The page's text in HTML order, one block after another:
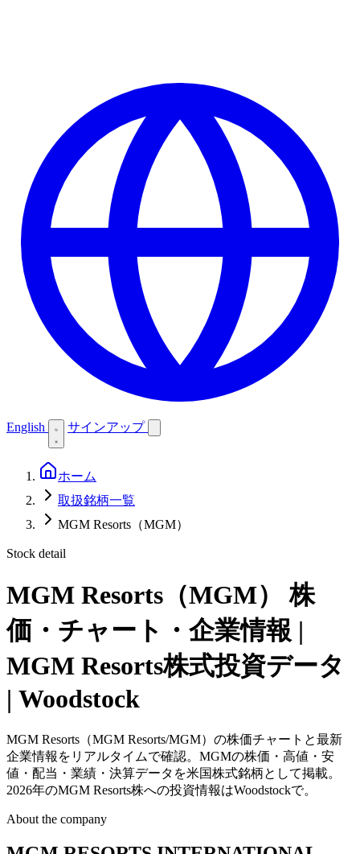
English サインアップ
ホーム
取扱銘柄一覧
MGM Resorts（MGM）
Stock detail
MGM Resorts（MGM）
株
価・チャート・企業情報 |
MGM Resorts株式投資データ
| Woodstock
MGM Resorts（MGM Resorts/MGM）の株価チャートと最新
企業情報をリアルタイムで確認。MGMの株価・高値・安
値・配当・業績・決算データを米国株式銘柄として掲載。
2026年のMGM Resorts株への投資情報はWoodstockで。
About the company